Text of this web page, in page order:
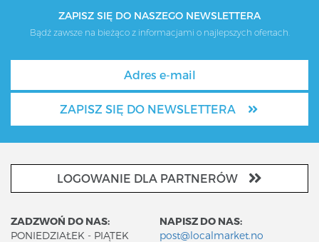
ZAPISZ SIĘ DO NASZEGO NEWSLETTERA
Bądź zawsze na bieżąco z informacjami o najlepszych ofertach.
ZAPISZ SIĘ DO NEWSLETTERA
LOGOWANIE DLA PARTNERÓW
ZADZWOŃ DO NAS:
PONIEDZIAŁEK - PIĄTEK
NAPISZ DO NAS:
post@localmarket.no